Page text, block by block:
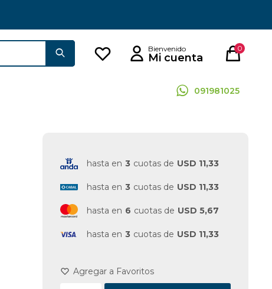
091981025
0
hasta en 3 cuotas de USD 11,33
hasta en 3 cuotas de USD 11,33
hasta en 6 cuotas de USD 5,67
hasta en 3 cuotas de USD 11,33